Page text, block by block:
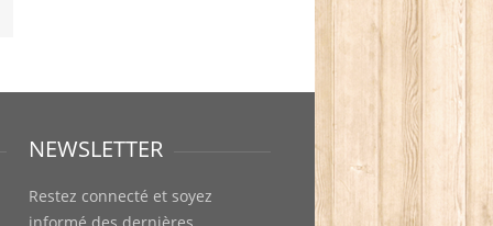
NEWSLETTER
Restez connecté et soyez